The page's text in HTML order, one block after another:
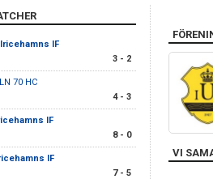
IF
3 - 2
70 HC
4 - 3
IF
8 - 0
IF
7 - 5
VI